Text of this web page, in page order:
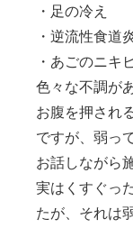
・足の冷え
・逆流性食道
・あごのニキ
色々な不調が
お腹を押され
ですが、弱っ
お話しながら
実は くすぐっ
たが、それは